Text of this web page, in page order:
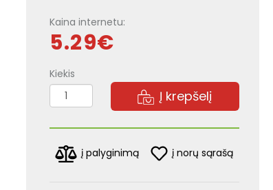
Kaina internetu:
5.29€
Kiekis
Į krepšelį
į palyginimą į norų sąrašą